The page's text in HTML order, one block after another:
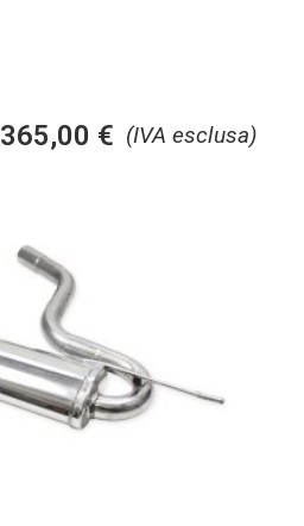
(IVA esclusa)
365,00 €